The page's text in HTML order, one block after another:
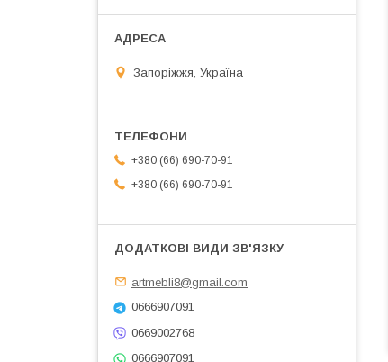
Запоріжжя, Україна
+380 (66) 690-70-91
+380 (66) 690-70-91
artmebli8@gmail.com
0666907091
0669002768
0666907091